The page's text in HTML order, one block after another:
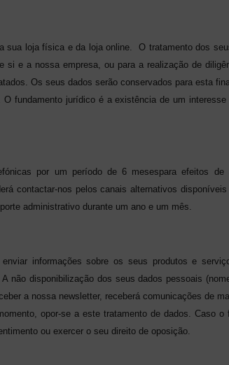
sua loja física e da loja online.
O tratamento dos
e a nossa empresa, ou para a realização de
Os seus dados serão conservados para esta
fundamento jurídico é a existência de um
por um período de 6 mesespara efeitos
contactar-nos pelos canais alternativos disponíveis
administrativo durante um ano e um mês.
informações sobre os seus produtos e
não disponibilização dos seus dados pessoais
a nossa newsletter, receberá comunicações de
opor-se a este tratamento de dados. Caso
ou exercer o seu direito de oposição.